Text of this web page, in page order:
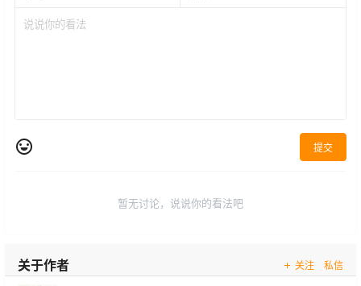
提交
暂无讨论，说说你的看法吧
关于作者 关注 私信